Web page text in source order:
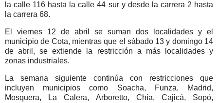
la calle 116 hasta la calle 44 sur y desde la carrera 2 hasta
la carrera 68.
El viernes 12 de abril se suman dos localidades y el
municipio de Cota, mientras que el sábado 13 y domingo 14
de abril, se extiende la restricción a más localidades y
zonas industriales.
La semana siguiente continúa con restricciones que
incluyen municipios como Soacha, Funza, Madrid,
Mosquera, La Calera, Arboretto, Chía, Cajicá, Sopó,